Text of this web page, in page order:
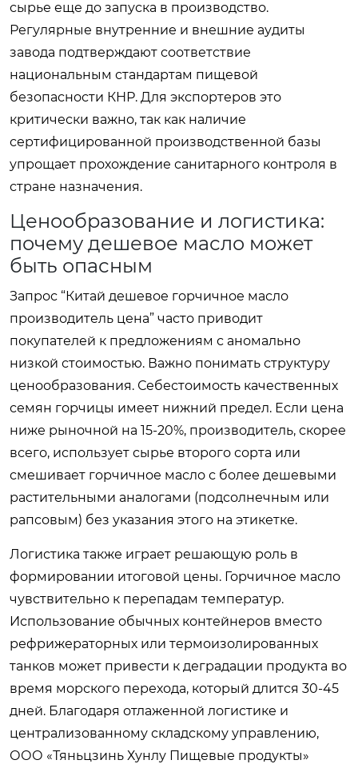
сырье еще до запуска в производство.
Регулярные внутренние и внешние аудиты
завода подтверждают соответствие
национальным стандартам пищевой
безопасности КНР. Для экспортеров это
критически важно, так как наличие
сертифицированной производственной базы
упрощает прохождение санитарного контроля в
стране назначения.
Ценообразование и логистика:
почему дешевое масло может
быть опасным
Запрос “Китай дешевое горчичное масло
производитель цена” часто приводит
покупателей к предложениям с аномально
низкой стоимостью. Важно понимать структуру
ценообразования. Себестоимость качественных
семян горчицы имеет нижний предел. Если цена
ниже рыночной на 15-20%, производитель, скорее
всего, использует сырье второго сорта или
смешивает горчичное масло с более дешевыми
растительными аналогами (подсолнечным или
рапсовым) без указания этого на этикетке.
Логистика также играет решающую роль в
формировании итоговой цены. Горчичное масло
чувствительно к перепадам температур.
Использование обычных контейнеров вместо
рефрижераторных или термоизолированных
танков может привести к деградации продукта во
время морского перехода, который длится 30-45
дней. Благодаря отлаженной логистике и
централизованному складскому управлению,
ООО «Тяньцзинь Хунлу Пищевые продукты»